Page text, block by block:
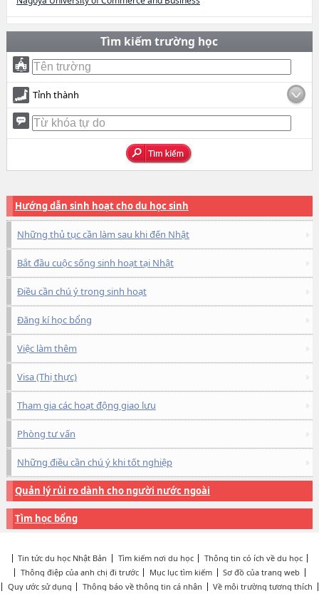
Tìm kiếm trường học
Tỉnh thành
Hướng dẫn sinh hoạt cho du học sinh
Những thủ tục cần làm sau khi đến Nhật
Bắt đầu cuộc sống sinh hoạt tại Nhật
Điều cần chú ý trong sinh hoạt
Đăng kí học bổng
Việc làm thêm
Visa (Thị thực)
Tham gia các hoạt động giao lưu
Phòng tư vấn
Những điều cần chú ý khi tốt nghiệp
Quản lý rủi ro dành cho người nước ngoài
Tìm học bổng
Tin tức du học Nhật Bản Tìm kiếm nơi du học
Thông tin có ích về du học
Thông điệp của anh chị đi trước
Mục lục tìm kiếm
Sơ đồ của trang web
Quy ước sử dụng
Thông báo về thông tin cá nhân Về môi trường tương thích